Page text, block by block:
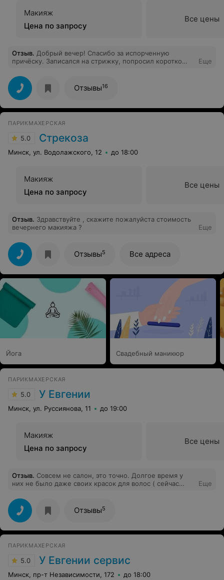
Макияж
Цена по запросу
Все цены
Отзыв. Добрый вечер! Спасибо за испорченную
причёску. Записался на стрижку, попросил коротко
короткими, недосушенными волосами. Более того,
женщина не посчитала нужным стряхнуть
состриженные волосы с головы и убрать их со лба.
Спасибо за сервис. Больше в вам не обращусь!
Еще
Отзывы16
ПАРИКМАХЕРСКАЯ
5.0 Стрекоза
Минск, ул. Водолажского, 12 до 18:00
Макияж
Цена по запросу
Все цены
Отзыв. Здравствуйте , скажите пожалуйста стоимость
вечернего макияжа ?
Еще
Отзывы5 Все адреса
Йога Свадебный маникюр
ПАРИКМАХЕРСКАЯ
5.0 У Евгении
Минск, ул. Руссиянова, 11 до 19:00
Макияж
Цена по запросу
Все цены
Отзыв. Совсем не салон, это точно. Долгое время у
них не было даже своих красок для волос ( сейчас
Стригусь и крашусь только у мастера Надежды. Очень
хороший парикмахер, после неё волосы месяцами
держат форму.
Еще
Отзывы5
ПАРИКМАХЕРСКАЯ
5.0 У Евгении сервис
Минск, пр-т Независимости, 172 до 18:00